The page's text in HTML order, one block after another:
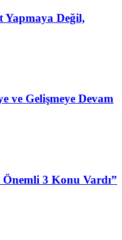
Yapmaya Değil,
ve Gelişmeye Devam
3 Konu Vardı”